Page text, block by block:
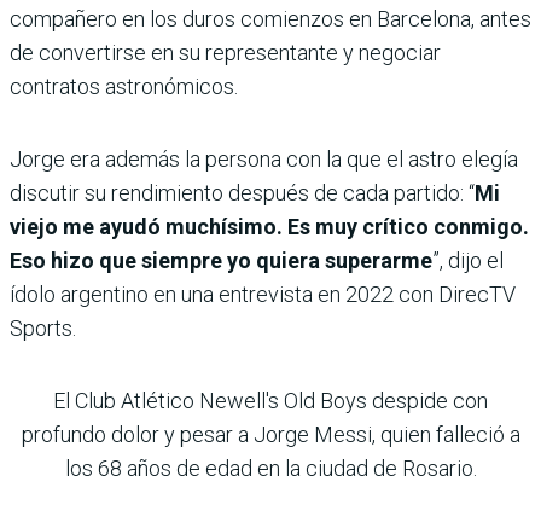
compañero en los duros comienzos en Barcelona, antes
de convertirse en su representante y negociar
contratos astronómicos.
Jorge era además la persona con la que el astro elegía
discutir su rendimiento después de cada partido: “Mi
viejo me ayudó muchísimo. Es muy crítico conmigo.
Eso hizo que siempre yo quiera superarme”, dijo el
ídolo argentino en una entrevista en 2022 con DirecTV
Sports.
El Club Atlético Newell's Old Boys despide con
profundo dolor y pesar a Jorge Messi, quien falleció a
los 68 años de edad en la ciudad de Rosario.